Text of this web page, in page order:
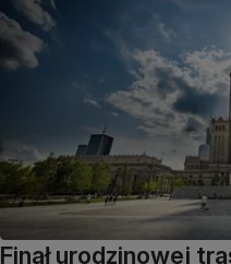
Finał urodzinowej